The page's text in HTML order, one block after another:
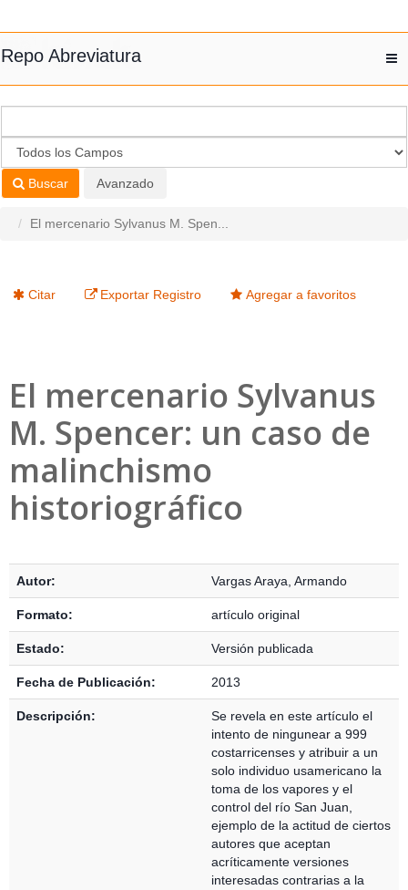
Repo Abreviatura
Buscar Avanzado
El mercenario Sylvanus M. Spen...
Citar Exportar Registro Agregar a favoritos
El mercenario Sylvanus
M. Spencer: un caso de
malinchismo
historiográfico
Autor: Vargas Araya, Armando
Formato: artículo original
Estado: Versión publicada
Fecha de Publicación: 2013
Descripción:
Se revela en este artículo el
intento de ningunear a 999
costarricenses y atribuir a un
solo individuo usamericano la
toma de los vapores y el
control del río San Juan,
ejemplo de la actitud de ciertos
autores que aceptan
acríticamente versiones
interesadas contrarias a la